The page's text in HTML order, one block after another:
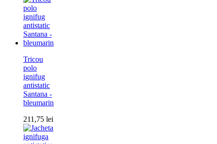
Tricou
polo
ignifug
antistatic
Santana -
bleumarin
211,75 lei